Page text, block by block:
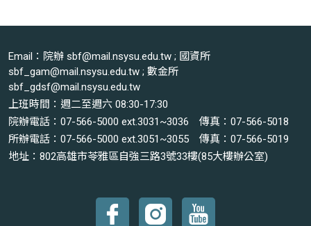
Email：院辦 sbf@mail.nsysu.edu.tw ; 國資所
sbf_gam@mail.nsysu.edu.tw ; 數金所
sbf_gdsf@mail.nsysu.edu.tw
上班時間：週二至週六 08:30-17:30
院辦電話：07-566-5000 ext.3031~3036 傳真：07-566-5018
所辦電話：07-566-5000 ext.3051~3055 傳真：07-566-5019
地址：802高雄市苓雅區自強三路3號33樓(85大樓辦公室)